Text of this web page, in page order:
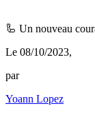
🦾 Un nouveau
Le 08/10/2023,
par
Yoann Lopez